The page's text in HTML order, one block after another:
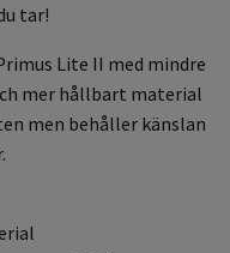
tar!
Lite II med mindre
mer hållbart material
men behåller känslan